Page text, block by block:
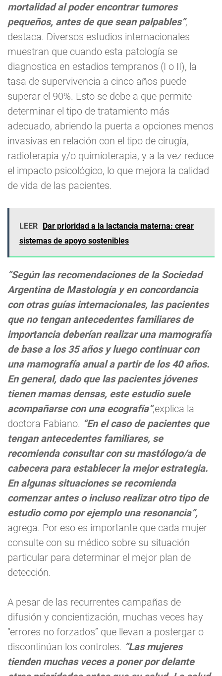
mortalidad al poder encontrar tumores
pequeños, antes de que sean palpables”,
destaca. Diversos estudios internacionales
muestran que cuando esta patología se
diagnostica en estadios tempranos (I o II), la
tasa de supervivencia a cinco años puede
superar el 90%. Esto se debe a que permite
determinar el tipo de tratamiento más
adecuado, abriendo la puerta a opciones menos
invasivas en relación con el tipo de cirugía,
radioterapia y/o quimioterapia, y a la vez reduce
el impacto psicológico, lo que mejora la calidad
de vida de las pacientes.
LEER
Dar prioridad a la lactancia materna: crear
sistemas de apoyo sostenibles
“Según las recomendaciones de la Sociedad
Argentina de Mastología y en concordancia
con otras guías internacionales, las pacientes
que no tengan antecedentes familiares de
importancia deberían realizar una mamografía
de base a los 35 años y luego continuar con
una mamografía anual a partir de los 40 años.
En general, dado que las pacientes jóvenes
tienen mamas densas, este estudio suele
acompañarse con una ecografía”,explica la
doctora Fabiano. “En el caso de pacientes que
tengan antecedentes familiares, se
recomienda consultar con su mastólogo/a de
cabecera para establecer la mejor estrategia.
En algunas situaciones se recomienda
comenzar antes o incluso realizar otro tipo de
estudio como por ejemplo una resonancia”,
agrega. Por eso es importante que cada mujer
consulte con su médico sobre su situación
particular para determinar el mejor plan de
detección.
A pesar de las recurrentes campañas de
difusión y concientización, muchas veces hay
“errores no forzados” que llevan a postergar o
discontinúan los controles. “Las mujeres
tienden muchas veces a poner por delante